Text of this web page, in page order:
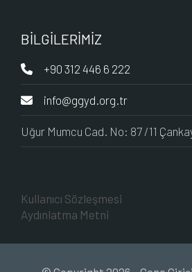
BİLGİLERİMİZ
+90 312 446 6 222
info@ggyd.org.tr
Uğur Mumcu Cad. No: 87 /11
Kullanıcı Sözleşmesi
Aydınlatma Metni